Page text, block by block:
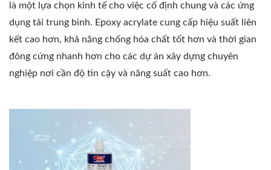
là một lựa chọn kinh tế cho việc cố định chung và các ứng
dụng tải trung bình. Epoxy acrylate cung cấp hiệu suất liên
kết cao hơn, khả năng chống hóa chất tốt hơn và thời gian
đông cứng nhanh hơn cho các dự án xây dựng chuyên
nghiệp nơi cần độ tin cậy và năng suất cao hơn.